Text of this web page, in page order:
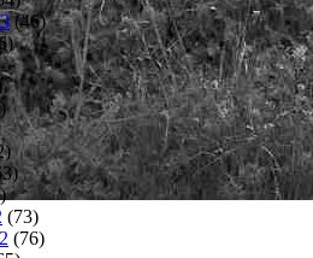
(46)
(73)
(76)